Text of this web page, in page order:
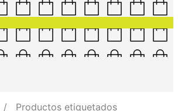
/ Productos etiquetados